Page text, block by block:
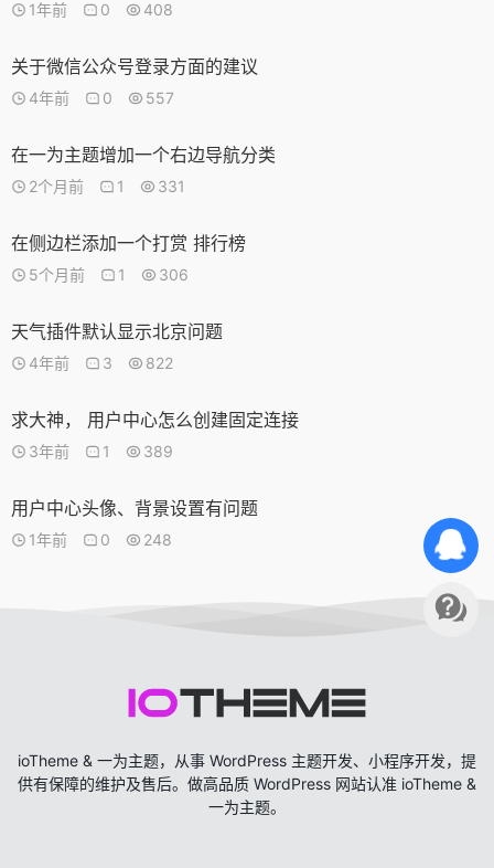
1年前 0 408
关于微信公众号登录方面的建议
4年前 0 557
在一为主题增加一个右边导航分类
2个月前 1 331
在侧边栏添加一个打赏 排行榜
5个月前 1 306
天气插件默认显示北京问题
4年前 3 822
求大神， 用户中心怎么创建固定连接
3年前 1 389
用户中心头像、背景设置有问题
1年前 0 248
ioTheme & 一为主题，从事 WordPress 主题开发、小程序开发，提
供有保障的维护及售后。做高品质 WordPress 网站认准 ioTheme &
一为主题。